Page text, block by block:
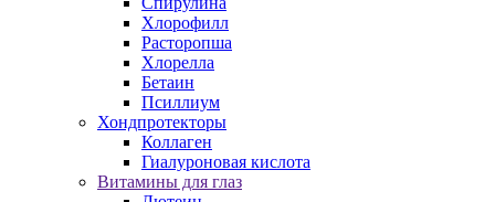
Хлорофилл
Расторопша
Хлорелла
Бетаин
Псиллиум
Хондпротекторы
Коллаген
Гиалуроновая кислота
Витамины для глаз